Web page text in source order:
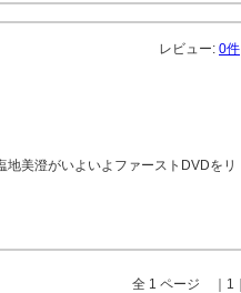
レビュー: 0件
美澄がいよいよファーストDVDをリ
全 1 ページ ｜1｜